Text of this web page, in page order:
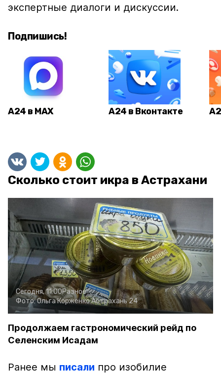
экспертные диалоги и дискуссии.
Подпишись!
А24 в MAX А24 в Вконтакте
Сколько стоит икра в Астрахани
Сегодня, 11:00Разное
Фото:Ольга КорженкоАстрахань 24
Продолжаем гастрономический рейд по
Селенским Исадам
Ранее мы писали про изобилие